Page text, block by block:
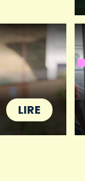
LIRE